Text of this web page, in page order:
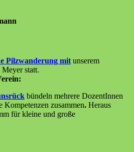
Pilzwanderung mit unserem
statt.
bündeln mehrere DozentInnen
Kompetenzen zusammen. Heraus
für kleine und große